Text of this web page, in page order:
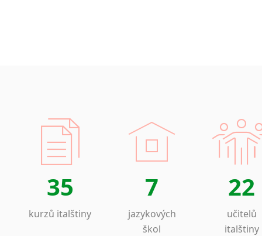
35
kurzů italštiny
7
jazykových
škol
22
učitelů
italštiny